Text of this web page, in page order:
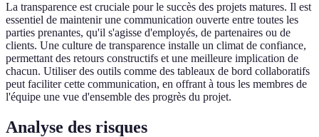
La transparence est cruciale pour le succès des projets matures. Il est
essentiel de maintenir une communication ouverte entre toutes les
parties prenantes, qu'il s'agisse d'employés, de partenaires ou de
clients. Une culture de transparence installe un climat de confiance,
permettant des retours constructifs et une meilleure implication de
chacun. Utiliser des outils comme des tableaux de bord collaboratifs
peut faciliter cette communication, en offrant à tous les membres de
l'équipe une vue d'ensemble des progrès du projet.
Analyse des risques